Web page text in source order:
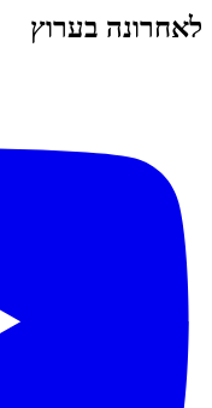
לאחרונה בערוץ